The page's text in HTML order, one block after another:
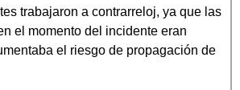
trabajaron a contrarreloj, ya que las
el momento del incidente eran
el riesgo de propagación de